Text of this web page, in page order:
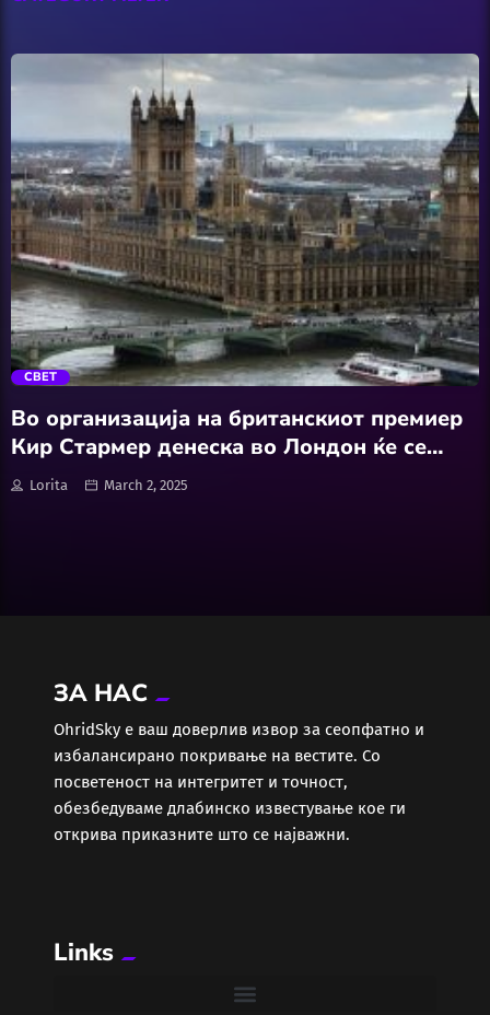
Software
Wellness
АвтоКлуб
Балкан
Еротика
Забава
Здравје
Колумни
trending_flat
СВЕТ
Во организација на британскиот премиер
Кир Стармер денеска во Лондон ќе се
одржи самит со учество на 15-тина
Lorita March 2, 2025
ЗА НАС
ОhridSky е ваш доверлив извор за сеопфатно и
избалансирано покривање на вестите. Со
посветеност на интегритет и точност,
обезбедуваме длабинско известување кое ги
открива приказните што се најважни.
Links